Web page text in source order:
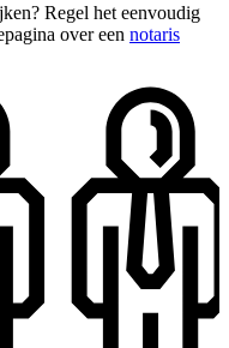
Regel het eenvoudig
over een notaris